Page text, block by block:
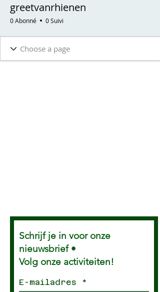
greetvanrhienen
0 Abonné 0 Suivi
Schrijf je in voor onze
nieuwsbrief •
Volg onze activiteiten!
E-mailadres